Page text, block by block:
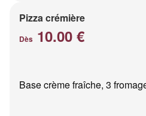
Pizza crémière
Dès 10.00 €
Base crème fraîche, 3